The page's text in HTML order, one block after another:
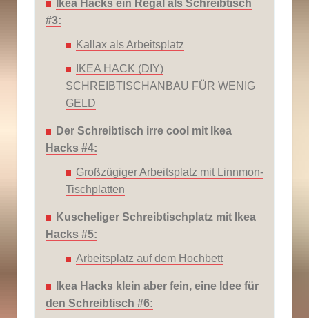
Ikea Hacks ein Regal als Schreibtisch
#3:
Kallax als Arbeitsplatz
IKEA HACK (DIY)
SCHREIBTISCHANBAU FÜR WENIG
GELD
Der Schreibtisch irre cool mit Ikea
Hacks #4:
Großzügiger Arbeitsplatz mit Linnmon-
Tischplatten
Kuscheliger Schreibtischplatz mit Ikea
Hacks #5:
Arbeitsplatz auf dem Hochbett
Ikea Hacks klein aber fein, eine Idee für
den Schreibtisch #6: